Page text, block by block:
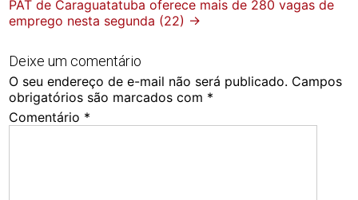
PAT de Caraguatatuba oferece mais de 280 vagas de
emprego nesta segunda (22) →
Deixe um comentário
O seu endereço de e-mail não será publicado. Campos
obrigatórios são marcados com *
Comentário *